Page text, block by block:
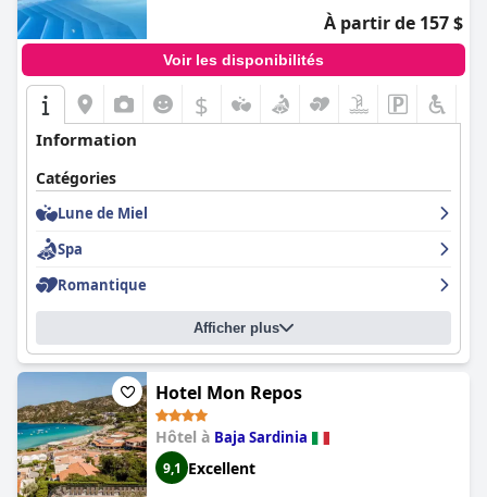
À partir de 157 $
Voir les disponibilités
$
Information
Catégories
Lune de Miel
Spa
Romantique
Afficher plus
Hotel Mon Repos
Hôtel à Baja Sardinia
9,1 Excellent